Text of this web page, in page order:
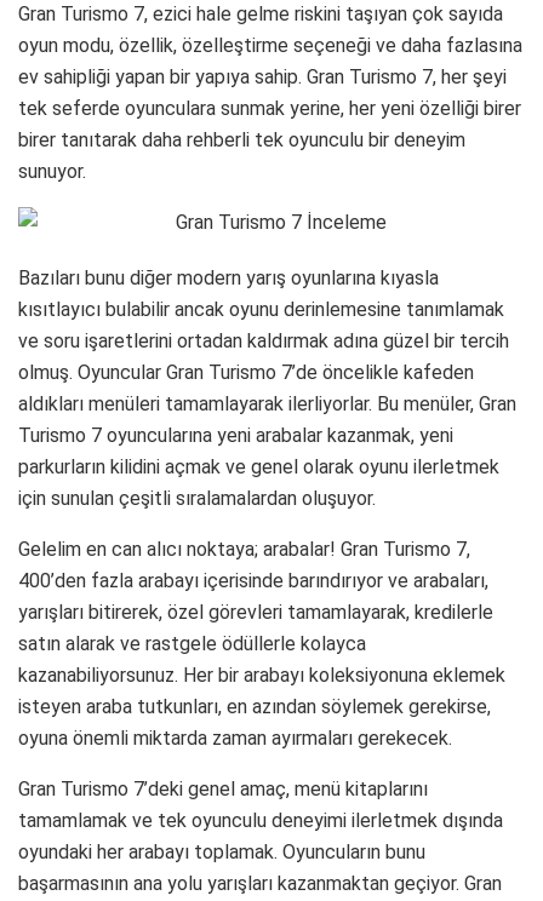
Gran Turismo 7, ezici hale gelme riskini taşıyan çok sayıda
oyun modu, özellik, özelleştirme seçeneği ve daha fazlasına
ev sahipliği yapan bir yapıya sahip. Gran Turismo 7, her şeyi
tek seferde oyunculara sunmak yerine, her yeni özelliği birer
birer tanıtarak daha rehberli tek oyunculu bir deneyim
sunuyor.
Bazıları bunu diğer modern yarış oyunlarına kıyasla
kısıtlayıcı bulabilir ancak oyunu derinlemesine tanımlamak
ve soru işaretlerini ortadan kaldırmak adına güzel bir tercih
olmuş. Oyuncular Gran Turismo 7’de öncelikle kafeden
aldıkları menüleri tamamlayarak ilerliyorlar. Bu menüler, Gran
Turismo 7 oyuncularına yeni arabalar kazanmak, yeni
parkurların kilidini açmak ve genel olarak oyunu ilerletmek
için sunulan çeşitli sıralamalardan oluşuyor.
Gelelim en can alıcı noktaya; arabalar! Gran Turismo 7,
400’den fazla arabayı içerisinde barındırıyor ve arabaları,
yarışları bitirerek, özel görevleri tamamlayarak, kredilerle
satın alarak ve rastgele ödüllerle kolayca
kazanabiliyorsunuz. Her bir arabayı koleksiyonuna eklemek
isteyen araba tutkunları, en azından söylemek gerekirse,
oyuna önemli miktarda zaman ayırmaları gerekecek.
Gran Turismo 7’deki genel amaç, menü kitaplarını
tamamlamak ve tek oyunculu deneyimi ilerletmek dışında
oyundaki her arabayı toplamak. Oyuncuların bunu
başarmasının ana yolu yarışları kazanmaktan geçiyor. Gran